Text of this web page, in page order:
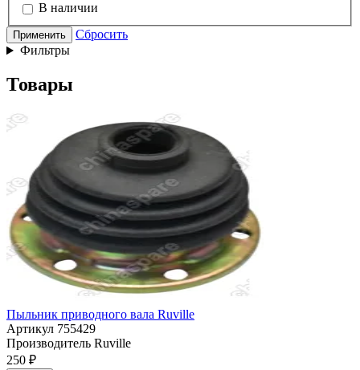
В наличии
Применить
Сбросить
Фильтры
Товары
Пыльник приводного вала Ruville
Артикул 755429
Производитель Ruville
250 ₽